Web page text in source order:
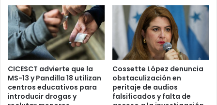
Honduras
CICESCT advierte que la
MS-13 y Pandilla 18 utilizan
centros educativos para
introducir drogas y
Cossette López denuncia
obstaculización en
peritaje de audios
falsificados y falta de